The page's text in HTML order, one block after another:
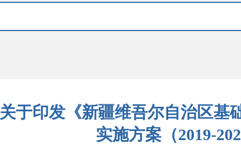
关于印发《新疆维吾尔自治区基
实施方案（2019-